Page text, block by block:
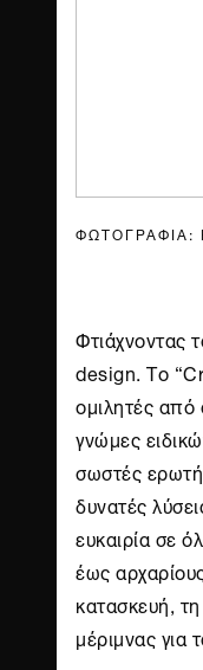
ΦΩΤΟΓΡΑΦΙΑ:
Φτιάχνοντας
design. Το
ομιλητές από
γνώμες
σωστές
δυνατές
ευκαιρία σε
έως
κατασκευή,
μέριμνας για